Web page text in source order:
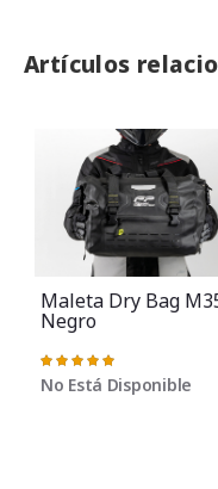
Artículos
Maleta Dry Bag
Negro
Valoración:
100%
No Está Disponible